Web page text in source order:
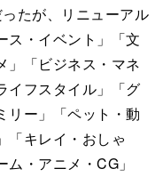
たが、リニューアル
ス・イベント」「文
」「ビジネス・マネ
イフスタイル」「グ
リー」「ペット・動
「キレイ・おしゃ
・アニメ・CG」